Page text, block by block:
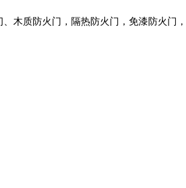
木质防火门，隔热防火门，免漆防火